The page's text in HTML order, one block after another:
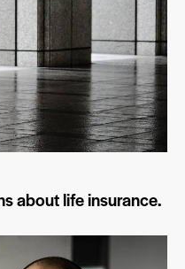
about life insurance.